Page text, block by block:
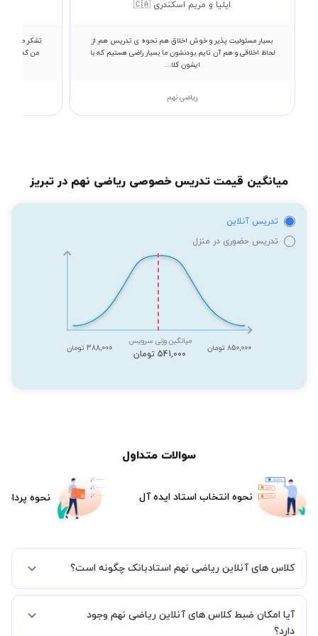
ایلیا و مریم اسکندری 🇨🇦
بسیار مسئولیت پذیر و خوش اخلاق هم نحوه ی تدریس هم از
لحاظ اخلاقی و هم آن تایم بودنشون ما بسیار راضی هستیم که با
ایشون کلا...
ریاضی نهم
تشکر میکنم
میانگین قیمت تدریس خصوصی ریاضی نهم در تبریز
تدریس آنلاین
تدریس حضوری در منزل
850,000 تومان
میانگین وزنی سرویس
541,000 تومان
388,000 تومان
سوالات متداول
نحوه انتخاب استاد ایده آل نحوه
کلاس های آنلاین ریاضی نهم استادبانک چگونه است؟
شما میدهیم که استاد شما پیش از جلسه تمامی موارد لازم برای برگزاری
یک کلاس آنلاین با کیفیت و مفید را به شما توضیح خواهند داد.
آیا امکان ضبط کلاس های آنلاین ریاضی نهم وجود
دارد؟